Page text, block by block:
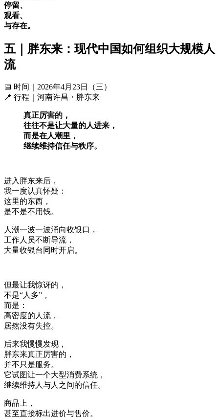
停留、
观看、
与存在。
五｜胖东来：现代中国如何组织大规模人
流
📅 时间｜2026年4月23日（三）
📍 行程｜河南许昌・胖东来
真正厉害的，
往往不是让大量的人进来，
而是在人潮里，
继续维持信任与秩序。
进入胖东来后，
我一度认真怀疑：
这里的东西，
是不是不用钱。
人潮一波一波涌向收银口，
工作人员不断导流，
大量收银台同时开启。
但最让我惊讶的，
不是“人多”，
而是：
高密度的人流，
居然没有失控。
后来我慢慢发现，
胖东来真正厉害的，
并不只是服务。
它试图让一个大型消费系统，
继续维持人与人之间的信任。
商品上，
甚至直接标出进价与售价。